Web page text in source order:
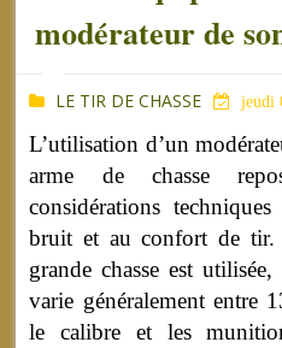
modérateur de
LE TIR DE CHASSE jeudi
L’utilisation d’un
arme de chasse
considérations
bruit et au confort de tir.
grande chasse est
varie généralement entre
le calibre et les